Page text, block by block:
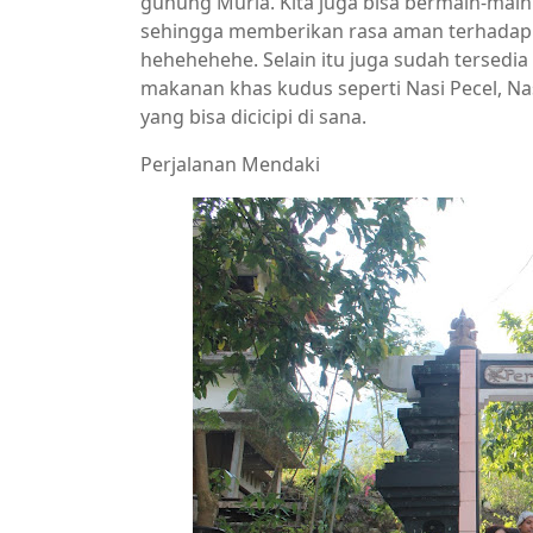
sehingga memberikan rasa aman
hehehehehe. Selain itu juga sudah
makanan khas kudus seperti Nasi Pecel,
yang bisa dicicipi di sana.
Perjalanan Mendaki